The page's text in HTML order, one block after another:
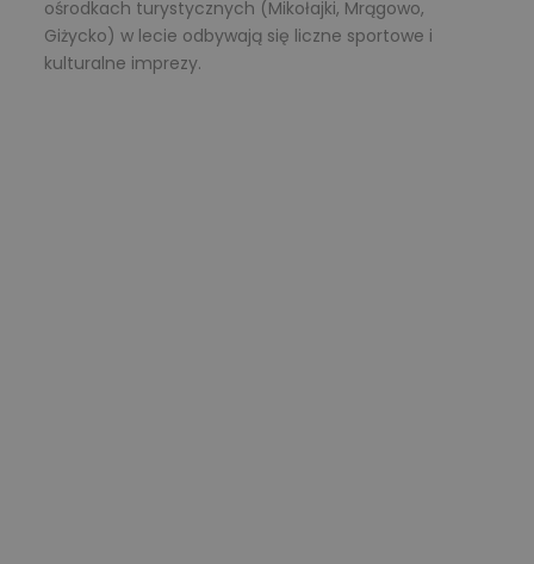
ośrodkach turystycznych (Mikołajki, Mrągowo,
Giżycko) w lecie odbywają się liczne sportowe i
kulturalne imprezy.